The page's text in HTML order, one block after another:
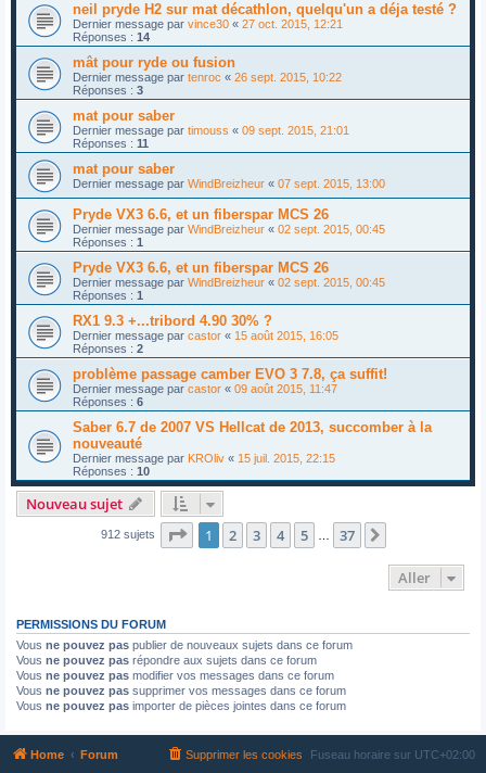
neil pryde H2 sur mat décathlon, quelqu'un a déja testé ?
Dernier message par vince30 « 27 oct. 2015, 12:21
Réponses : 14
mât pour ryde ou fusion
Dernier message par tenroc « 26 sept. 2015, 10:22
Réponses : 3
mat pour saber
Dernier message par timouss « 09 sept. 2015, 21:01
Réponses : 11
mat pour saber
Dernier message par WindBreizheur « 07 sept. 2015, 13:00
Pryde VX3 6.6, et un fiberspar MCS 26
Dernier message par WindBreizheur « 02 sept. 2015, 00:45
Réponses : 1
Pryde VX3 6.6, et un fiberspar MCS 26
Dernier message par WindBreizheur « 02 sept. 2015, 00:45
Réponses : 1
RX1 9.3 +...tribord 4.90 30% ?
Dernier message par castor « 15 août 2015, 16:05
Réponses : 2
problème passage camber EVO 3 7.8, ça suffit!
Dernier message par castor « 09 août 2015, 11:47
Réponses : 6
Saber 6.7 de 2007 VS Hellcat de 2013, succomber à la
nouveauté
Dernier message par KROliv « 15 juil. 2015, 22:15
Réponses : 10
Nouveau sujet
912 sujets Page 1sur37
1 2 3 4 5 … 37
Aller
PERMISSIONS DU FORUM
Vous ne pouvez pas publier de nouveaux sujets dans ce forum
Vous ne pouvez pas répondre aux sujets dans ce forum
Vous ne pouvez pas modifier vos messages dans ce forum
Vous ne pouvez pas supprimer vos messages dans ce forum
Vous ne pouvez pas importer de pièces jointes dans ce forum
Home Forum Fuseau horaire sur UTC+02:00
Supprimer les cookies